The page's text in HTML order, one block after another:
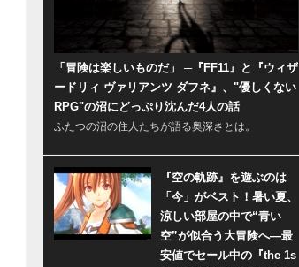
「冒険は楽しいものだ」 ─『FF11』と『ウィザ
ードリィ ヴァリアンツ ダフネ』、"優しくない
RPG"の沼にどっぷり沈んだ4人の話
ふたつの沼の住人たちが語る奥深さとは。
『空の軌跡』を遊ぶのは
「今」がベスト！暑い夏、
涼しい部屋の中で“青い
空”が似合う大冒険へ―最
安値でセール中の『the 1s